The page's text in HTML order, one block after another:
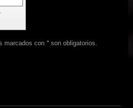
marcados con *son obligatorios.